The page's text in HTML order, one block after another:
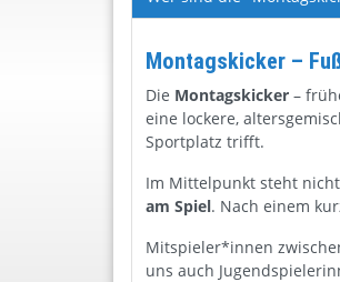
Montagskicker –
Die Montagskicker –
eine lockere,
Sportplatz trifft.
Im Mittelpunkt steht
am Spiel. Nach einem
Mitspieler*innen
uns auch